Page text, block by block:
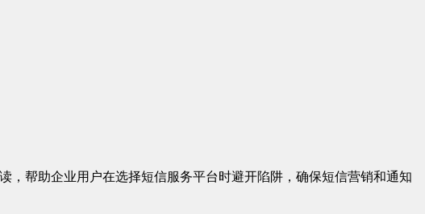
帮助企业用户在选择短信服务平台时避开陷阱，确保短信营销和通知